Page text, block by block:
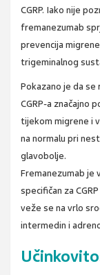
CGRP. Iako nije
fremanezumab
prevencija
trigeminalnog
Pokazano je da se
CGRP-a značajno
tijekom migrene i
na normalu pri
glavobolje.
Fremanezumab je
specifičan za
veže se na vrlo
intermedin i